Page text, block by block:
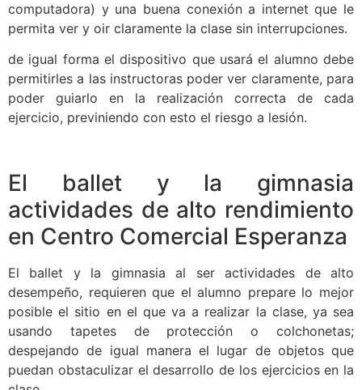
computadora) y una buena conexión a internet que le
permita ver y oir claramente la clase sin interrupciones.
de igual forma el dispositivo que usará el alumno debe
permitirles a las instructoras poder ver claramente, para
poder guiarlo en la realización correcta de cada
ejercicio, previniendo con esto el riesgo a lesión.
El ballet y la gimnasia
actividades de alto rendimiento
en Centro Comercial Esperanza
El ballet y la gimnasia al ser actividades de alto
desempeño, requieren que el alumno prepare lo mejor
posible el sitio en el que va a realizar la clase, ya sea
usando tapetes de protección o colchonetas;
despejando de igual manera el lugar de objetos que
puedan obstaculizar el desarrollo de los ejercicios en la